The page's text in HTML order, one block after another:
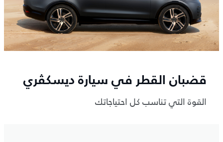
قضبان القطر في سيارة ديسكڤري
القوة التي تناسب كل احتياجاتك